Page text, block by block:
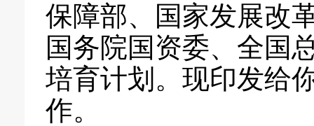
保障部、国家发展改
国务院国资委、全国
培育计划。现印发给
作。